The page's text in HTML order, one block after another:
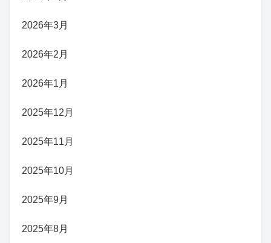
2026年3月
2026年2月
2026年1月
2025年12月
2025年11月
2025年10月
2025年9月
2025年8月